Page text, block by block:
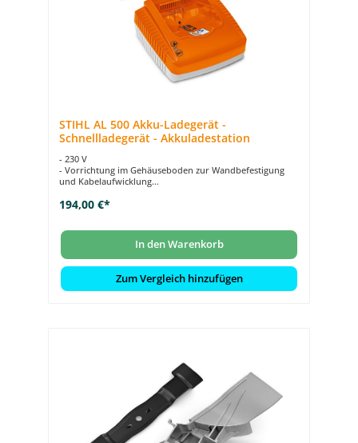
STIHL AL 500 Akku-Ladegerät -
Schnellladegerät - Akkuladestation
- 230 V
- Vorrichtung im Gehäuseboden zur Wandbefestigung
und Kabelaufwicklung
- aktive Akku-Kühlung
194,00 €*
In den Warenkorb
Zum Vergleich hinzufügen